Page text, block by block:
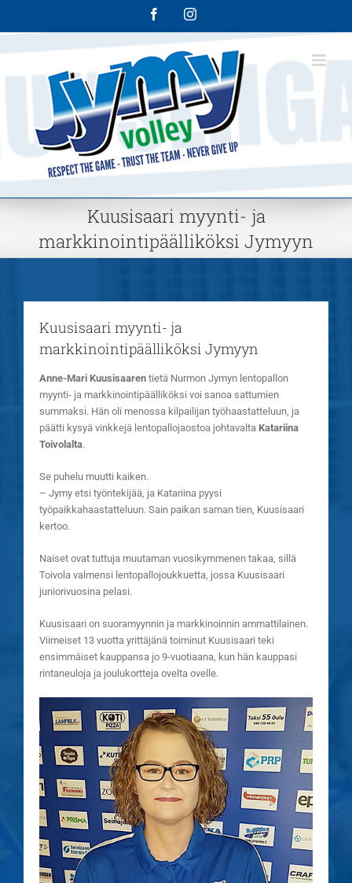
FacebookInstagram
Kuusisaari myynti- ja
markkinointipäälliköksi Jymyyn
Kuusisaari myynti- ja
markkinointipäälliköksi Jymyyn
Anne-Mari Kuusisaaren tietä Nurmon Jymyn lentopallon
myynti- ja markkinointipäälliköksi voi sanoa sattumien
summaksi. Hän oli menossa kilpailijan työhaastatteluun, ja
päätti kysyä vinkkejä lentopallojaostoa johtavalta Katariina
Toivolalta.
Se puhelu muutti kaiken.
– Jymy etsi työntekijää, ja Katariina pyysi
työpaikkahaastatteluun. Sain paikan saman tien, Kuusisaari
kertoo.
Naiset ovat tuttuja muutaman vuosikymmenen takaa, sillä
Toivola valmensi lentopallojoukkuetta, jossa Kuusisaari
juniorivuosina pelasi.
Kuusisaari on suoramyynnin ja markkinoinnin ammattilainen.
Viimeiset 13 vuotta yrittäjänä toiminut Kuusisaari teki
ensimmäiset kauppansa jo 9-vuotiaana, kun hän kauppasi
rintaneuloja ja joulukortteja ovelta ovelle.